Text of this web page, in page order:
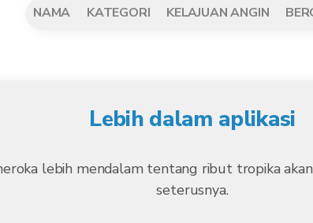
NAMA KATEGORI KELAJUAN ANGIN
Lebih dalam aplikasi
lebih mendalam tentang ribut tropika
seterusnya.